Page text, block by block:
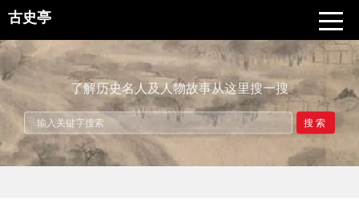
古史亭
了解历史名人及人物故事从这里搜一搜
搜索